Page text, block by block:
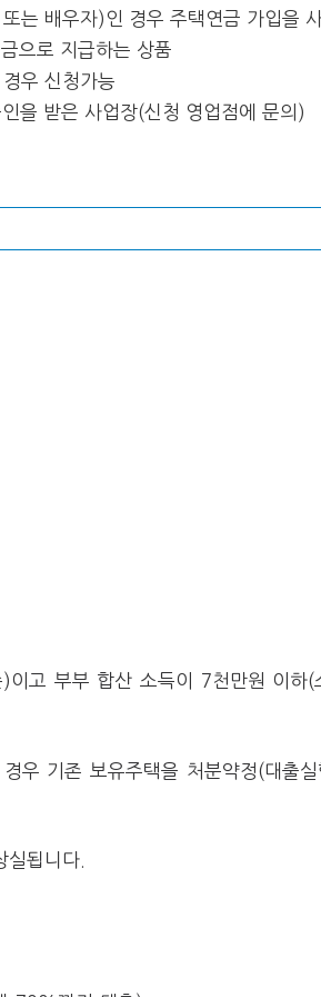
는 배우자)인 경우 주택연금 가입을
으로 지급하는 상품
우 신청가능
을 받은 사업장(신청 영업점에 문의)
고 부부 합산 소득이 7천만원 이하(
우 기존 보유주택을 처분약정(대출실
됩니다.